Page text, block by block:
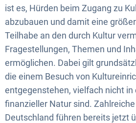
ist es, Hürden beim Zugang zu
abzubauen und damit eine
Teilhabe an den durch Kultur
Fragestellungen, Themen und
ermöglichen. Dabei gilt
die einem Besuch von
entgegenstehen, vielfach nicht in
finanzieller Natur sind.
Deutschland führen bereits jetzt